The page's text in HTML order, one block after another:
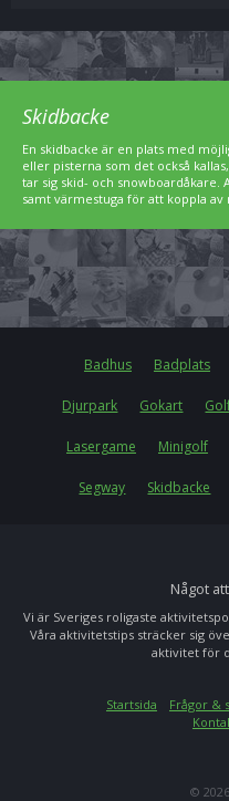
Skidbacke
En skidbacke är en plats med
eller pisterna som det också
tar sig skid- och
samt värmestuga för att koppla av
Badhus Badplats
Djurpark Gokart
Lasergame Minigolf
Segway Skidbacke
Något
Vi är Sveriges roligaste
Våra aktivitetstips sträcker sig
aktivitet för
Startsida Frågor &
©